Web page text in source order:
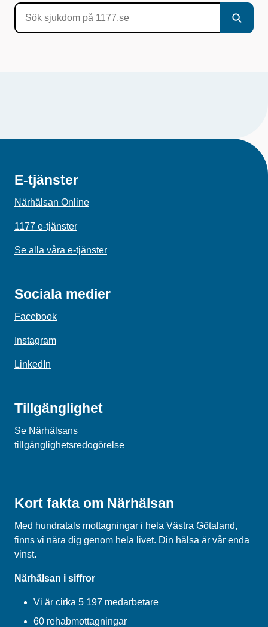
E-tjänster
Närhälsan Online
1177 e-tjänster
Se alla våra e-tjänster
Sociala medier
Facebook
Instagram
LinkedIn
Tillgänglighet
Se Närhälsans
tillgänglighetsredogörelse
Kort fakta om Närhälsan
Med hundratals mottagningar i hela Västra Götaland,
finns vi nära dig genom hela livet. Din hälsa är vår enda
vinst.
Närhälsan i siffror
Vi är cirka 5 197 medarbetare
60 rehabmottagningar